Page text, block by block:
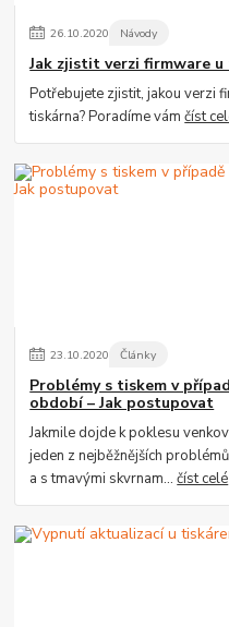
26.10.2020 Návody
Jak zjistit verzi firmware
Potřebujete zjistit, jakou verzi
tiskárna? Poradíme vámčíst
23.10.2020 Články
Problémy s tiskem v
období – Jak postupovat
Jakmile dojde k poklesu
jeden z nejběžnějších
a s tmavými skvrnam...číst celé